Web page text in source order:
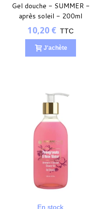
Gel douche - SUMMER -
après soleil - 200ml
10,20 € TTC
J'achète
En stock